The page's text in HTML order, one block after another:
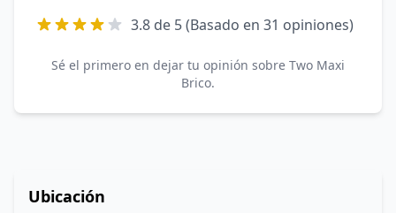
3.8 de 5 (Basado en 31 opiniones)
Sé el primero en dejar tu opinión sobre Two Maxi
Brico.
Ubicación